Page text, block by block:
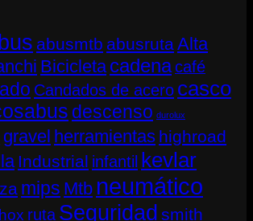
abusmtb abusrutaAlta
Bicicleta cadenacafé
Candados de acero casco
descenso durolux
gravel herramientas highroad
Industrial infantil kevlar
mips Mtb neumático
ruta Seguridad smith